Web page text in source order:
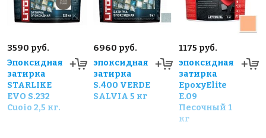
3590 руб.
Эпоксидная
затирка
STARLIKE
EVO S.232
Cuoio 2,5 кг.
6960 руб.
эпоксидная
затирка
S.400 VERDE
SALVIA 5 кг
1175 руб.
эпоксидная
затирка
EpoxyElite
E.09
Песочный 1
кг